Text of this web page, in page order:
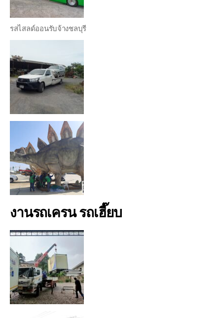
รสไสลด์ออนรับจ้างชลบุรี
งานรถเครน รถเฮี๊ยบ